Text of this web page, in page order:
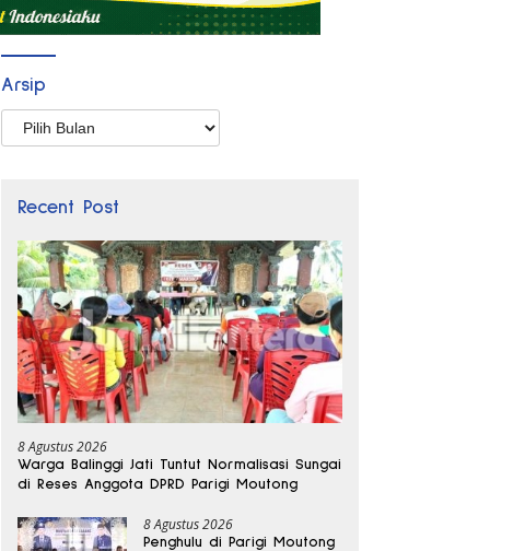
Arsip
Arsip
Recent Post
8 Agustus 2026
Warga Balinggi Jati Tuntut Normalisasi Sungai
di Reses Anggota DPRD Parigi Moutong
8 Agustus 2026
Penghulu di Parigi Moutong